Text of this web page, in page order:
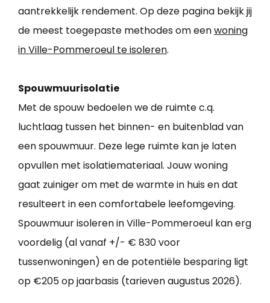
aantrekkelijk rendement. Op deze pagina bekijk jij
de meest toegepaste methodes om eenwoning
in Ville-Pommeroeul te isoleren.
Spouwmuurisolatie
Met de spouw bedoelen we de ruimte c.q.
luchtlaag tussen het binnen- en buitenblad van
een spouwmuur. Deze lege ruimte kan je laten
opvullen met isolatiemateriaal. Jouw woning
gaat zuiniger om met de warmte in huis en dat
resulteert in een comfortabele leefomgeving.
Spouwmuur isoleren in Ville-Pommeroeul kan erg
voordelig (al vanaf +/- € 830 voor
tussenwoningen) en de potentiële besparing ligt
op €205 op jaarbasis (tarieven augustus 2026).